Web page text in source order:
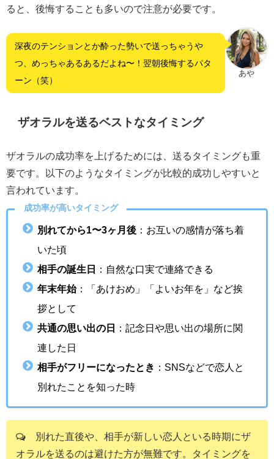
ると、後悔することも多いので注意が必要です。
あや
深夜のテンションとか酔った勢いで送っちゃうや
つ、めっちゃあるあるだよね〜！翌朝後悔するパタ
ーン（笑）
ザオラルを送るベストなタイミング
ザオラルの成功率を上げるためには、送るタイミングも重
要です。以下のようなタイミングが比較的成功しやすいと
言われています。
成功率が高いタイミング
別れてから1〜3ヶ月後 ：お互いの感情が落ち着
いた頃
相手の誕生日
：自然な口実で連絡できる
年末年始：「あけおめ」「よいお年を」など挨
拶として
共通の思い出の日
：記念日や思い出の場所に関
連した日
相手がフリーになったとき ：SNSなどで恋人と
別れたことを知った時
別れた直後や、相手が新しい恋人といる時期にザ
オラルを送るのは避けた方が無難です。タイミングを